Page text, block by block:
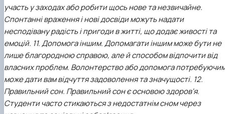
участь у заходах або робити щось нове та незвичайне.
Спонтанні враження і нові досвіди можуть надати
несподівану радість і пригоди в житті, що додає живості та
емоцій. 11. Допомога іншим. Допомагати іншим може бути не
лише благородною справою, але й способом відпочити від
власних проблем. Волонтерство або допомога
може дати вам відчуття задоволення та значущості. 12.
Правильний сон. Правильний сон є основою здоров'я.
Студенти часто стикаються з недостатнім сном через